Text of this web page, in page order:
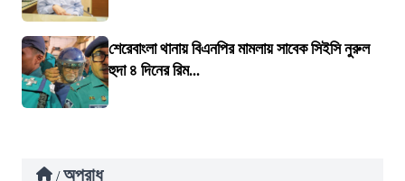
শেরেবাংলা থানায় বিএনপির মামলায় সাবেক সিইসি নুরুল
হুদা ৪ দিনের রিম...
/ অপরাধ